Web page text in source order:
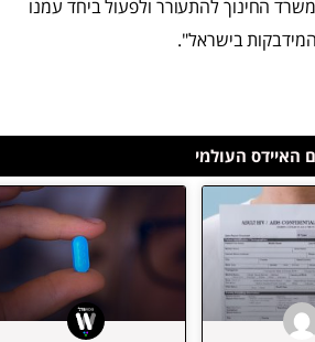
החינוך להתעורר ולפעול ביחד עמנו
בישראל".
האיידס העולמי